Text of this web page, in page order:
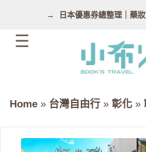
日本優惠券總整理｜藥
Home » 台灣自由行 » 彰化 »